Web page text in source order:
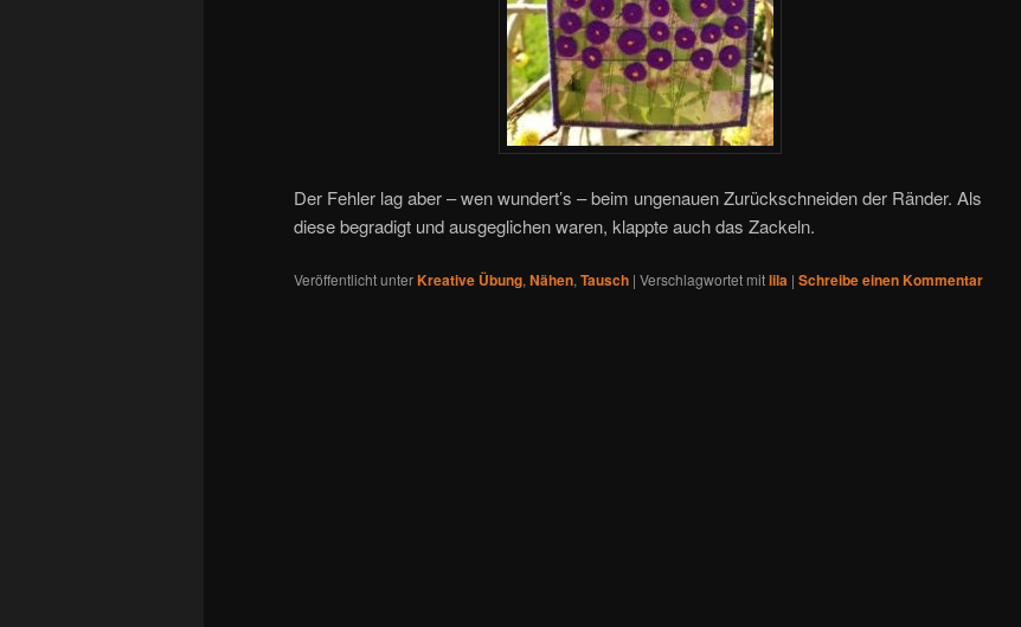
Der Fehler lag aber – wen wundert’s – beim ungenauen Zurückschneiden der Ränder. Als
diese begradigt und ausgeglichen waren, klappte auch das Zackeln.
Veröffentlicht unterKreative Übung, Nähen, Tausch | Verschlagwortet mitlila | Schreibe einen Kommentar